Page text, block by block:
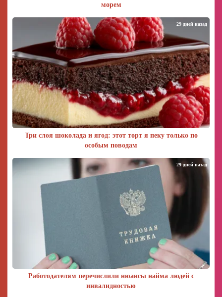
морем
Три слоя шоколада и ягод: этот торт я пеку только по
особым поводам
29 дней назад
Работодателям перечислили нюансы найма людей с
инвалидностью
29 дней назад